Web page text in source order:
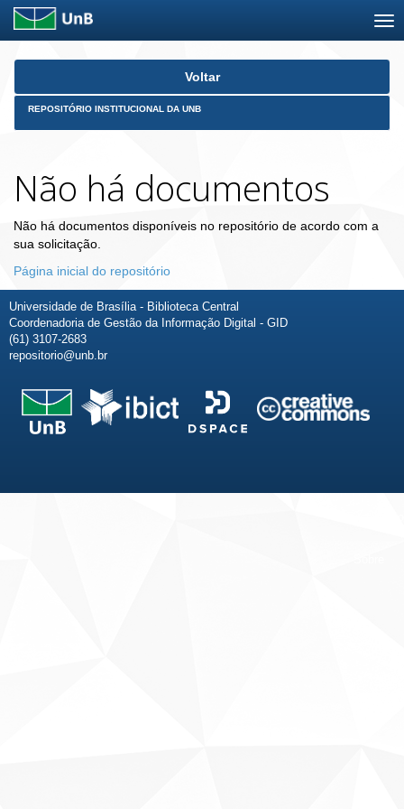
Skip
Voltar
REPOSITÓRIO INSTITUCIONAL DA UNB
Não há documentos
Não há documentos disponíveis no repositório de acordo com a
sua solicitação.
Página inicial do repositório
Universidade de Brasília - Biblioteca Central
Coordenadoria de Gestão da Informação Digital - GID
(61) 3107-2683
repositorio@unb.br